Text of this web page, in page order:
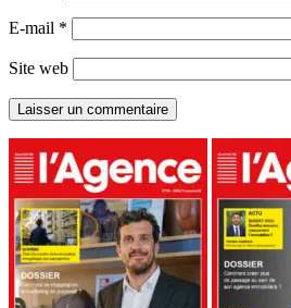
E-mail *
Site web